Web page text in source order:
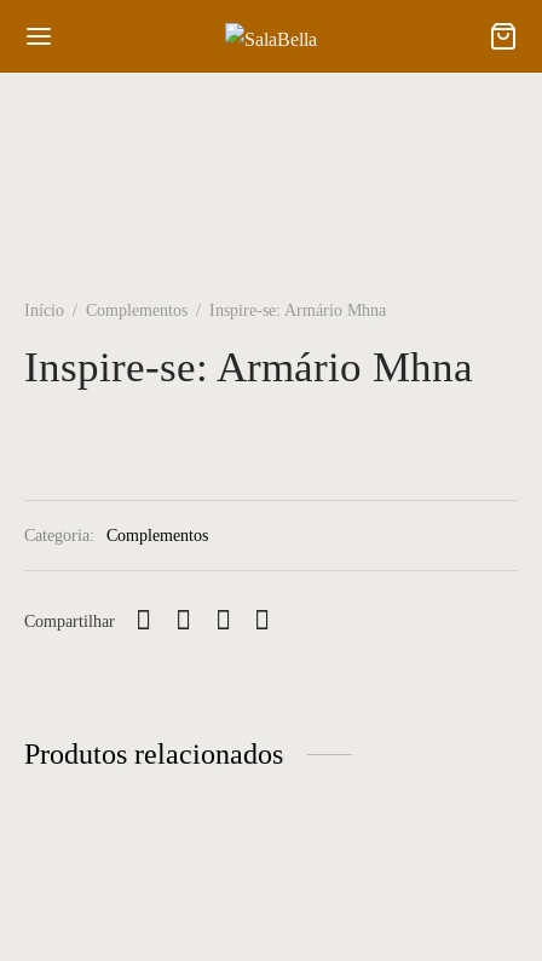
Início / Complementos / Inspire-se: Armário Mhna
Inspire-se: Armário Mhna
Categoria: Complementos
Compartilhar
Produtos relacionados